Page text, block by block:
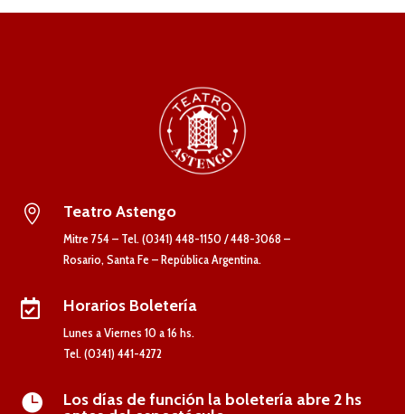
 Teatro Astengo
Mitre 754 – Tel. (0341) 448-1150 / 448-3068 –
Rosario, Santa Fe – República Argentina.
 Horarios Boletería
Lunes a Viernes 10 a 16 hs.
Tel. (0341) 441-4272

Los días de función la boletería abre 2 hs